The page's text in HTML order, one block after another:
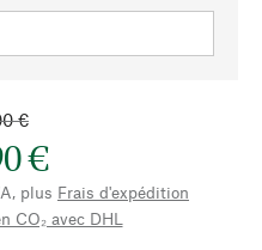
€
€
plus Frais d'expédition
CO₂ avec DHL